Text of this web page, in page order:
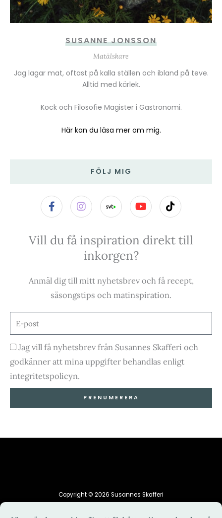
SUSANNE JONSSON
Matälskare
Jag lagar mat, oftast på kalla ställen och ibland på teve.
Alltid med kärlek.
Kock och Filosofie Magister i Gastronomi.
Här kan du läsa mer om mig.
FÖLJ MIG
F
a
c
b
-
I
n
s
a
g
r
m
Y
o
u
u
T
i
k
o
Vill du få inspiration direkt till
inkorgen?
Anmäl dig till mitt nyhetsbrev och få recept,
säsongstips och matinspiration.
E-
post
Godkännande
Jag vill få nyhetsbrev från Susannes Skafferi och
godkänner att mina uppgifter behandlas enligt
integritetspolicyn.
PRENUMERERA
Copyright © 2026 Susannes Skafferi